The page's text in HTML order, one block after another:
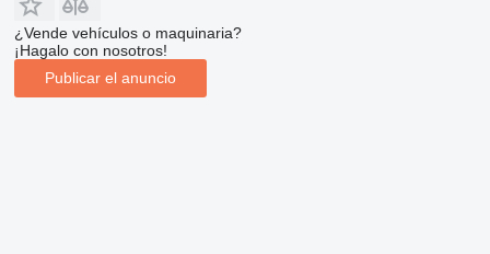
¿Vende vehículos o maquinaria?
¡Hagalo con nosotros!
Publicar el anuncio